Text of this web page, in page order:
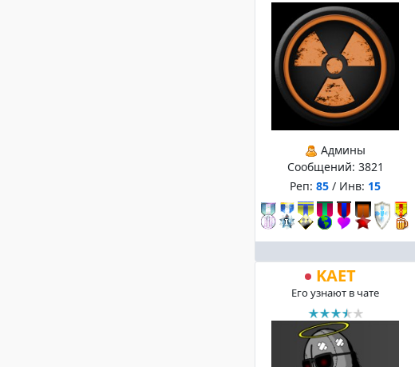
Админы
Сообщений: 3821
Реп: 85 / Инв: 15
KAET
Его узнают в чате